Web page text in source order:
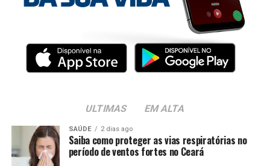
ULTIMAS EM ALTA
SAÚDE 2 dias ago
Saiba como proteger as vias respiratórias no
período de ventos fortes no Ceará